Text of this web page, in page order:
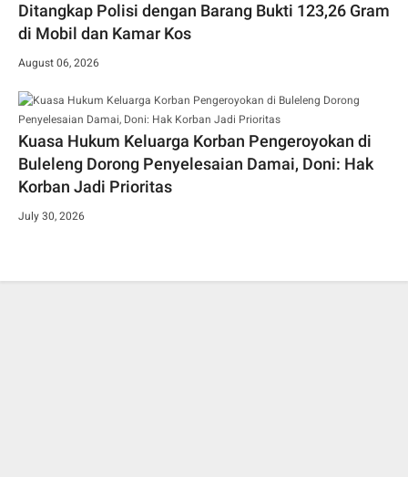
Ditangkap Polisi dengan Barang Bukti 123,26 Gram
di Mobil dan Kamar Kos
August 06, 2026
Kuasa Hukum Keluarga Korban Pengeroyokan di
Buleleng Dorong Penyelesaian Damai, Doni: Hak
Korban Jadi Prioritas
July 30, 2026